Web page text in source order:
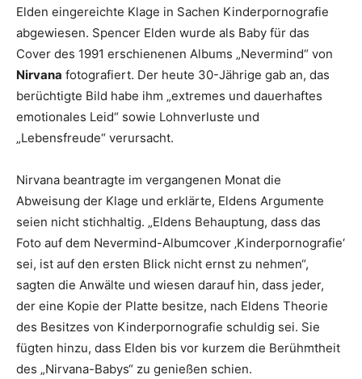
Elden eingereichte Klage in Sachen Kinderpornografie
abgewiesen. Spencer Elden wurde als Baby für das
Cover des 1991 erschienenen Albums „Nevermind“ von
Nirvana fotografiert. Der heute 30-Jährige gab an, das
berüchtigte Bild habe ihm „extremes und dauerhaftes
emotionales Leid“ sowie Lohnverluste und
„Lebensfreude“ verursacht.
Nirvana beantragte im vergangenen Monat die
Abweisung der Klage und erklärte, Eldens Argumente
seien nicht stichhaltig. „Eldens Behauptung, dass das
Foto auf dem Nevermind-Albumcover ‚Kinderpornografie‘
sei, ist auf den ersten Blick nicht ernst zu nehmen“,
sagten die Anwälte und wiesen darauf hin, dass jeder,
der eine Kopie der Platte besitze, nach Eldens Theorie
des Besitzes von Kinderpornografie schuldig sei. Sie
fügten hinzu, dass Elden bis vor kurzem die Berühmtheit
des „Nirvana-Babys“ zu genießen schien.